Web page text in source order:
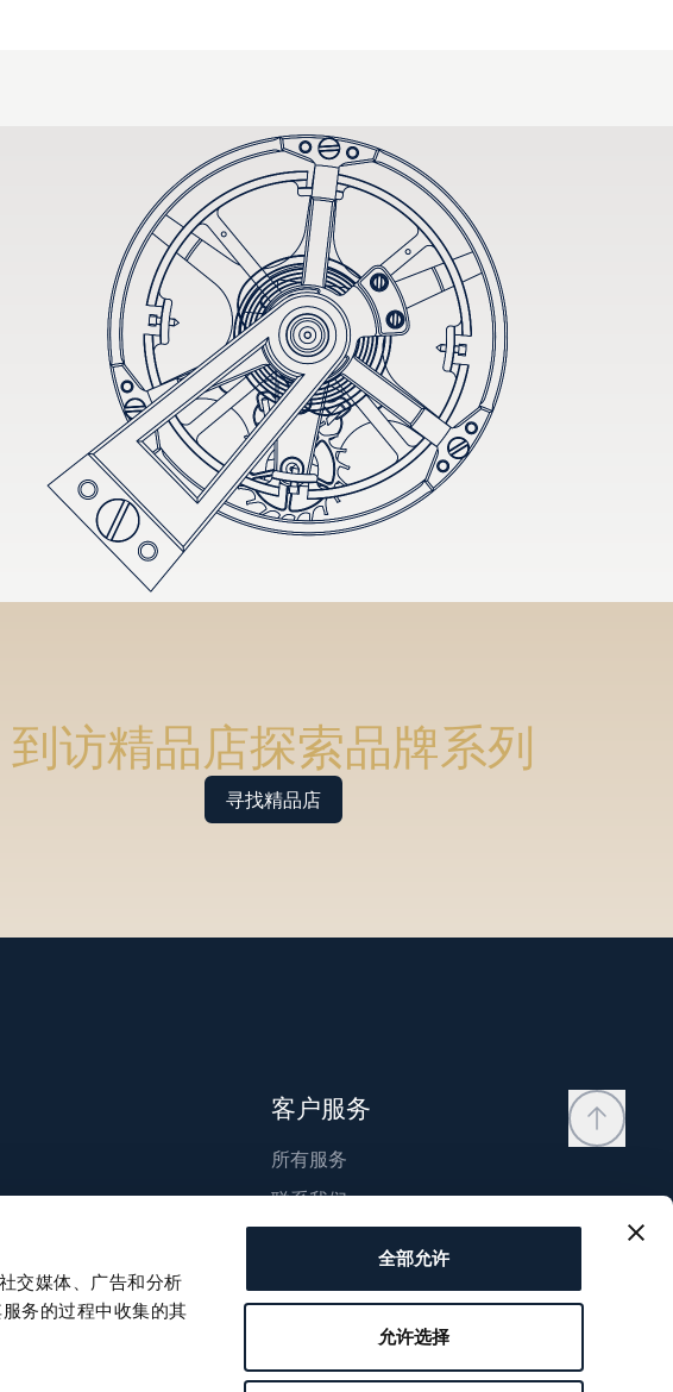
交媒体、广告和分析
务的过程中收集的其
全部允许
允许选择
到访精品店探索品牌系列
寻找精品店
客户服务
所有服务
联系我们